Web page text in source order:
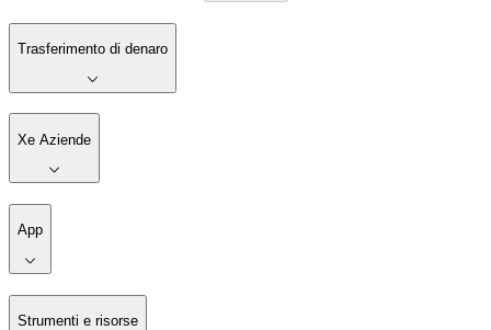
Trasferimento di denaro
Xe Aziende
App
Strumenti e risorse